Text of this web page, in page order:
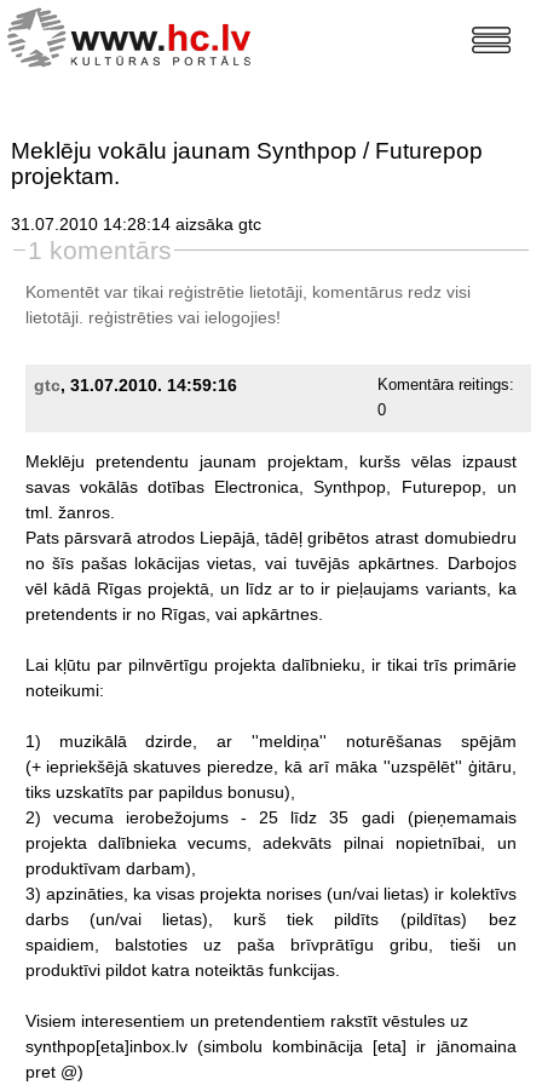
Meklēju vokālu jaunam Synthpop / Futurepop
projektam.
31.07.2010 14:28:14 aizsāka gtc
1 komentārs
Komentēt var tikai reģistrētie lietotāji, komentārus redz visi
lietotāji. reģistrētiesvai ielogojies!
gtc, 31.07.2010. 14:59:16
Komentāra reitings:
0
Meklēju pretendentu jaunam projektam, kuršs vēlas
izpaust
savas vokālās dotības Electronica, Synthpop, Futurepop,
un
tml. žanros.
Pats pārsvarā atrodos Liepājā, tādēļ gribētos atrast domubiedru
no šīs pašas lokācijas vietas, vai tuvējās apkārtnes.
Darbojos
vēl kādā Rīgas projektā, un līdz ar to ir pieļaujams variants,
ka
pretendents ir no Rīgas, vai apkārtnes.
Lai kļūtu par pilnvērtīgu projekta dalībnieku, ir tikai trīs primārie
noteikumi:
1) muzikālā dzirde, ar ''meldiņa'' noturēšanas
spējām
(+ iepriekšējā skatuves pieredze, kā arī māka ''uzspēlēt'' ģitāru,
tiks uzskatīts par papildus bonusu),
2)
vecuma ierobežojums - 25 līdz 35 gadi
(pieņemamais
projekta
dalībnieka vecums, adekvāts pilnai nopietnībai,
un
produktīvam darbam),
3) apzināties, ka visas projekta norises (un/vai lietas) ir kolektīvs
darbs
(un/vai lietas), kurš tiek pildīts (pildītas)
bez
spaidiem, balstoties
uz paša brīvprātīgu gribu, tieši
un
produktīvi pildot katra noteiktās funkcijas.
Visiem interesentiem un pretendentiem rakstīt vēstules uz
synthpop[eta]inbox.lv (simbolu kombinācija [eta] ir
jānomaina
pret @)